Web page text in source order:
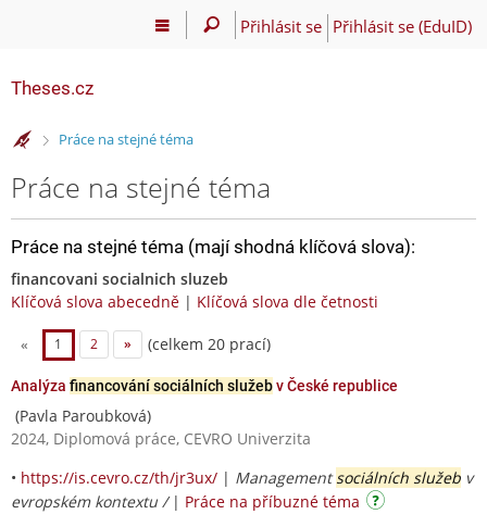
Přihlásit se Přihlásit se (EduID)
Theses.cz
>Práce na stejné téma
Práce na stejné téma
Práce na stejné téma (mají shodná klíčová slova):
financovani socialnich sluzeb
Klíčová slova abecedně | Klíčová slova dle četnosti
« 1 2 » (celkem 20 prací)
Analýza financování sociálních služebv České republice
(Pavla Paroubková)
2024, Diplomová práce, CEVRO Univerzita
• https://is.cevro.cz/th/jr3ux/ | Managementsociálních služeb v
evropském kontextu / | Práce na příbuzné téma